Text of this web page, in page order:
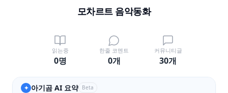
모차르트 음악동화
읽는중
0명
한줄 코멘트
0개
커뮤니티글
30개
✦ 아기곰 AI 요약 Beta